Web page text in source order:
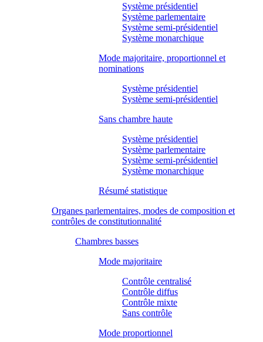
Système présidentiel
Système parlementaire
Système semi-présidentiel
Système monarchique
Mode majoritaire, proportionnel et
nominations
Système présidentiel
Système semi-présidentiel
Sans chambre haute
Système présidentiel
Système parlementaire
Système semi-présidentiel
Système monarchique
Résumé statistique
Organes parlementaires, modes de composition et
contrôles de constitutionnalité
Chambres basses
Mode majoritaire
Contrôle centralisé
Contrôle diffus
Contrôle mixte
Sans contrôle
Mode proportionnel